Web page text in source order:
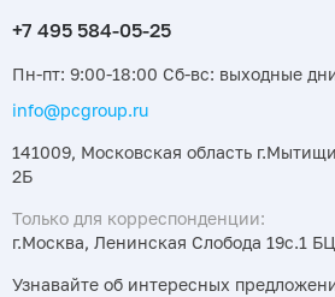
Пн-пт: 9:00-18:00 Сб-вс: выходные
info@pcgroup.ru
141009, Московская область
2Б
Только для корреспонденции:
г.Москва, Ленинская Слобода 19с.1
Узнавайте об интересных